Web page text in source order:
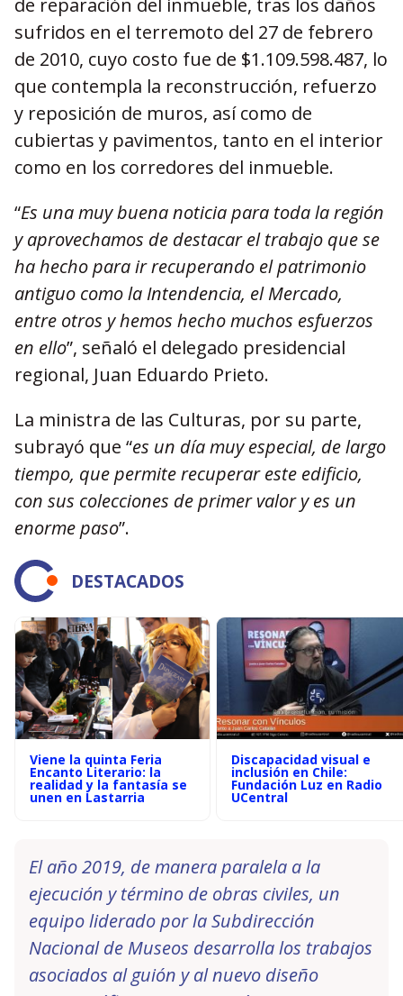
de reparación del inmueble, tras los daños
sufridos en el terremoto del 27 de febrero
de 2010, cuyo costo fue de $1.109.598.487, lo
que contempla la reconstrucción, refuerzo
y reposición de muros, así como de
cubiertas y pavimentos, tanto en el interior
como en los corredores del inmueble.
“Es una muy buena noticia para toda la región
y aprovechamos de destacar el trabajo que se
ha hecho para ir recuperando el patrimonio
antiguo como la Intendencia, el Mercado,
entre otros y hemos hecho muchos esfuerzos
en ello”, señaló el delegado presidencial
regional, Juan Eduardo Prieto.
La ministra de las Culturas, por su parte,
subrayó que “es un día muy especial, de largo
tiempo, que permite recuperar este edificio,
con sus colecciones de primer valor y es un
enorme paso”.
DESTACADOS
Viene la quinta Feria
Encanto Literario: la
realidad y la fantasía se
unen en Lastarria
Discapacidad visual e
inclusión en Chile:
Fundación Luz en Radio
UCentral
El año 2019, de manera paralela a la
ejecución y término de obras civiles, un
equipo liderado por la Subdirección
Nacional de Museos desarrolla los trabajos
asociados al guión y al nuevo diseño